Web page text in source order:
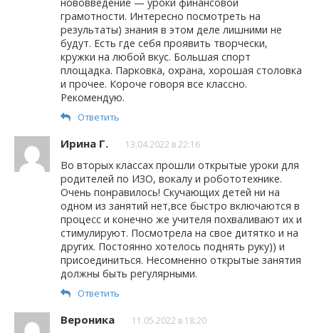
грамотности. Интересно посмотреть на
результаты) знания в этом деле лишними не
будут. Есть где себя проявить творчески,
кружки на любой вкус. Большая спорт
площадка. Парковка, охрана, хорошая столовка
и прочее. Короче говоря все классно.
Рекомендую.
Ответить
Ирина Г. 13.04.2022 в 22:16
Во вторых классах прошли открытые уроки для
родителей по ИЗО, вокалу и робототехнике.
Очень понравилось! Скучающих детей ни на
одном из занятий нет,все быстро включаются в
процесс и конечно же учителя похваливают их и
стимулируют. Посмотрела на свое дитятко и на
других. Постоянно хотелось поднять руку)) и
присоединиться. Несомненно открытые занятия
должны быть регулярными.
Ответить
Вероника 11.05.2022 в 18:20